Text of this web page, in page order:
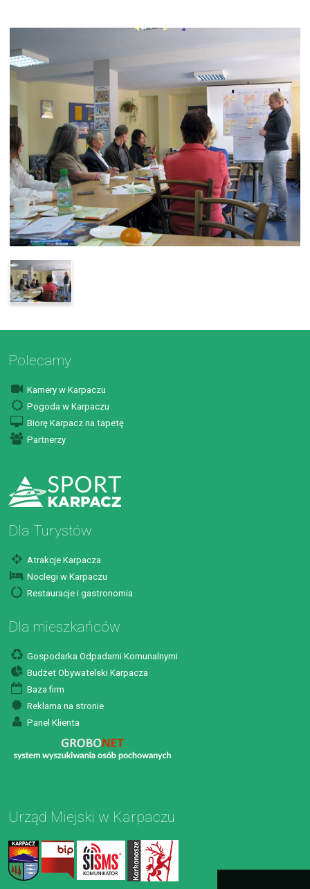
Polecamy
Kamery w Karpaczu
Pogoda w Karpaczu
Biorę Karpacz na tapetę
Partnerzy
Dla Turystów
Atrakcje Karpacza
Noclegi w Karpaczu
Restauracje i gastronomia
Dla mieszkańców
Gospodarka Odpadami Komunalnymi
Budżet Obywatelski Karpacza
Baza firm
Reklama na stronie
Panel Klienta
Urząd Miejski w Karpaczu